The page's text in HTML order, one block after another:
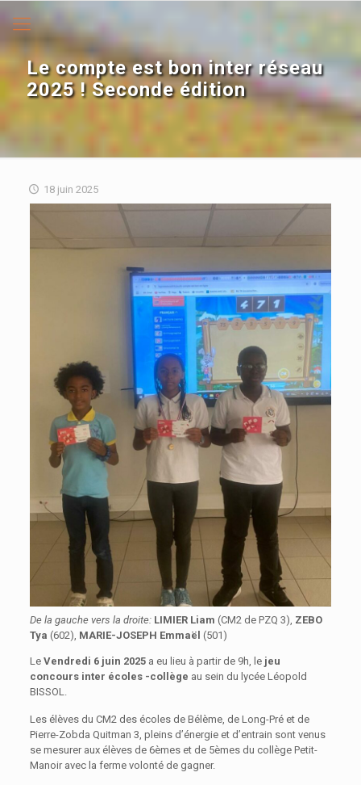
Le compte est bon inter réseau
2025 ! Seconde édition
18 juin 2025
De la gauche vers la droite: LIMIER Liam (CM2 de PZQ 3), ZEBO
Tya (602), MARIE-JOSEPH Emmaël (501)
Le Vendredi 6 juin 2025a eu lieu à partir de 9h, lejeu
concours inter écoles -collège au sein du lycée Léopold
BISSOL.
Les élèves du CM2 des écoles de Bélème, de Long-Pré et de
Pierre-Zobda Quitman 3, pleins d’énergie et d’entrain sont venus
se mesurer aux élèves de 6èmes et de 5èmes du collège Petit-
Manoir avec la ferme volonté de gagner.